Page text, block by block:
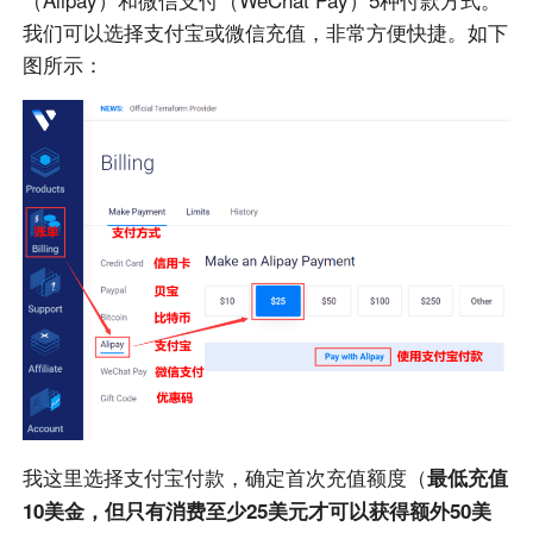
我们可以选择支付宝或微信充值，非常方便快捷。如下
图所示：
我这里选择支付宝付款，确定首次充值额度（最低充值
10美金，但只有消费至少25美元才可以获得额外50美